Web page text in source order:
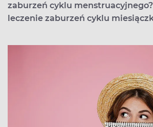
zaburzeń cyklu
leczenie zaburzeń cyklu